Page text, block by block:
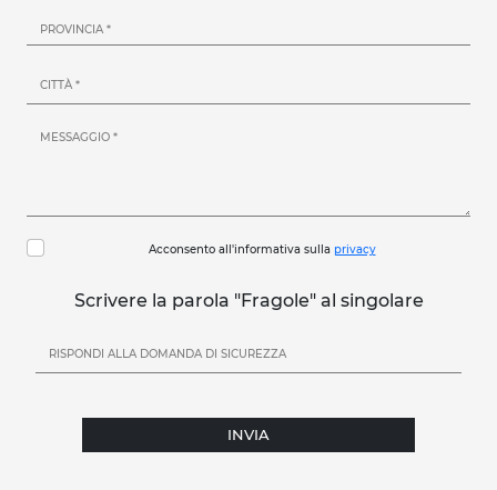
Acconsento all'informativa sulla privacy
Scrivere la parola "Fragole" al singolare
INVIA